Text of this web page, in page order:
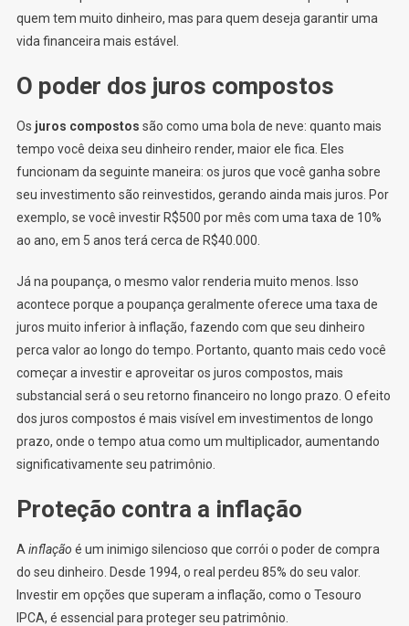
quem tem muito dinheiro, mas para quem deseja garantir uma
vida financeira mais estável.
O poder dos juros compostos
Os juros compostos são como uma bola de neve: quanto mais
tempo você deixa seu dinheiro render, maior ele fica. Eles
funcionam da seguinte maneira: os juros que você ganha sobre
seu investimento são reinvestidos, gerando ainda mais juros. Por
exemplo, se você investir R$500 por mês com uma taxa de 10%
ao ano, em 5 anos terá cerca de R$40.000.
Já na poupança, o mesmo valor renderia muito menos. Isso
acontece porque a poupança geralmente oferece uma taxa de
juros muito inferior à inflação, fazendo com que seu dinheiro
perca valor ao longo do tempo. Portanto, quanto mais cedo você
começar a investir e aproveitar os juros compostos, mais
substancial será o seu retorno financeiro no longo prazo. O efeito
dos juros compostos é mais visível em investimentos de longo
prazo, onde o tempo atua como um multiplicador, aumentando
significativamente seu patrimônio.
Proteção contra a inflação
A inflação é um inimigo silencioso que corrói o poder de compra
do seu dinheiro. Desde 1994, o real perdeu 85% do seu valor.
Investir em opções que superam a inflação, como o Tesouro
IPCA, é essencial para proteger seu patrimônio.